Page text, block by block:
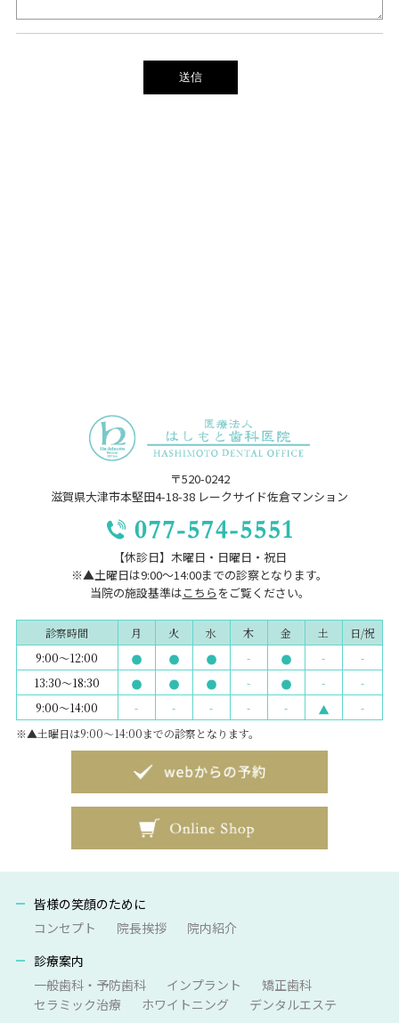
〒520-0242
滋賀県大津市本堅田4-18-38 レークサイド佐倉マンション
【休診日】木曜日・日曜日・祝日
※▲土曜日は9:00～14:00までの診察となります。
当院の施設基準はこちら をご覧ください。
診察時間 月 火 水 木 金 土
日/祝
9:00～12:00
- -
-
13:30～18:30
- -
-
9:00～14:00
- - - - -
-
※▲土曜日は9:00～14:00までの診察となります。
皆様の笑顔のために
コンセプト
院長挨拶
院内紹介
診療案内
一般歯科・予防歯科
インプラント
矯正歯科
セラミック治療
ホワイトニング デンタルエステ